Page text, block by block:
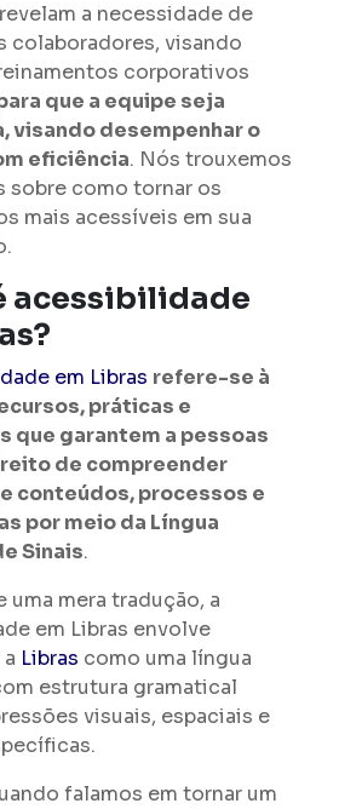
a necessidade de
colaboradores, visando
corporativos
que a equipe seja
visando desempenhar o
eficiência. Nós trouxemos
sobre como tornar os
mais acessíveis em sua
acessibilidade
em Libras refere-se à
práticas e
que garantem a pessoas
de compreender
conteúdos, processos e
por meio da Língua
Sinais.
uma mera tradução, a
em Libras envolve
Libras como uma língua
estrutura gramatical
visuais, espaciais e
falamos em tornar um